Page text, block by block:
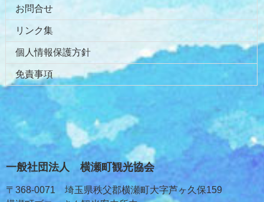
お問合せ
リンク集
個人情報保護方針
免責事項
一般社団法人 横瀬町観光協会
〒368-0071 埼玉県秩父郡横瀬町大字芦ヶ久保159